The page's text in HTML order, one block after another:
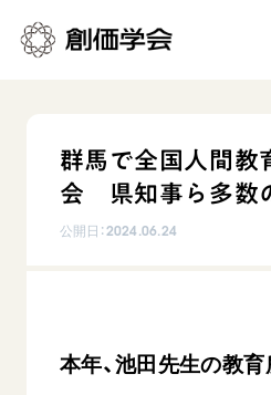
人間革命
日蓮大聖人の仏法（教学入門）
日常の活動
仏法を学ぶ
核兵器の廃絶に向け連帯を拡
群馬で全国人間教
会 県知事ら多数
公開日：2024.06.24
本年、池田先生の教